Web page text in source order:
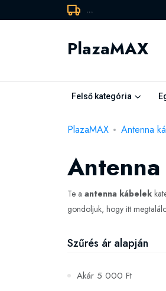
...
PlazaMAX
Felső kategória
PlazaMAX Antenna
Te a antenna kábelek
gondoljuk, hogy itt
Szűrés ár alapján
Akár 5 000 Ft